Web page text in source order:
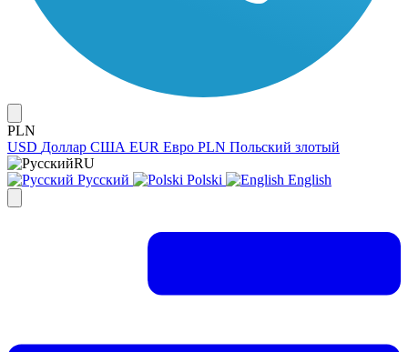
PLN
USD Доллар США EUR Евро PLN Польский злотый
RU
Русский
Polski English